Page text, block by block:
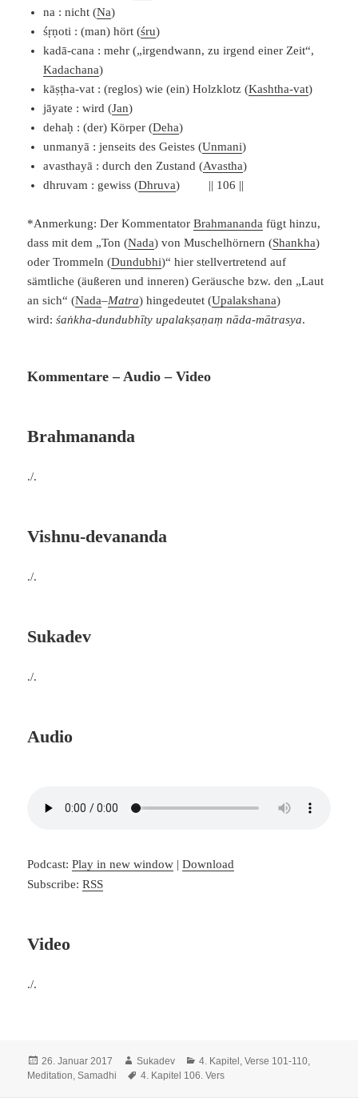
na : nicht (Na)
śṛṇoti : (man) hört (śru)
kadā-cana : mehr („irgendwann, zu irgend einer Zeit“,
Kadachana)
kāṣṭha-vat : (reglos) wie (ein) Holzklotz (Kashtha-vat)
jāyate : wird (Jan)
dehaḥ : (der) Körper (Deha)
unmanyā : jenseits des Geistes (Unmani)
avasthayā : durch den Zustand(Avastha)
dhruvam : gewiss (Dhruva) || 106 ||
*Anmerkung: Der KommentatorBrahmananda fügt hinzu,
dass mit dem „Ton (Nada) von Muschelhörnern (Shankha)
oder Trommeln (Dundubhi)“ hier stellvertretend auf
sämtliche (äußeren und inneren) Geräusche bzw. den „Laut
an sich“ (Nada–Matra) hingedeutet (Upalakshana)
wird:śaṅkha-dundubhīty upalakṣaṇaṃ nāda-mātrasya.
Kommentare – Audio – Video
Brahmananda
./.
Vishnu-devananda
./.
Sukadev
./.
Audio
Podcast:Play in new window |Download
Subscribe:RSS
Video
./.
Veröffentlicht
am
26. Januar 2017 Autor
Sukadev Kategorien
4. Kapitel, Verse 101-110,
Meditation, Samadhi
Schlagwörter
4. Kapitel 106. Vers